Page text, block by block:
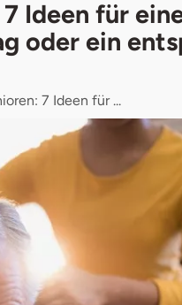
Ideen für
oder ein
7 Ideen für ...